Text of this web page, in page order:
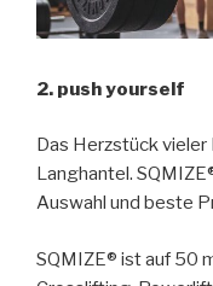
2. push yourself
Das Herzstück
Langhantel.
Auswahl und beste
SQMIZE® ist auf 50